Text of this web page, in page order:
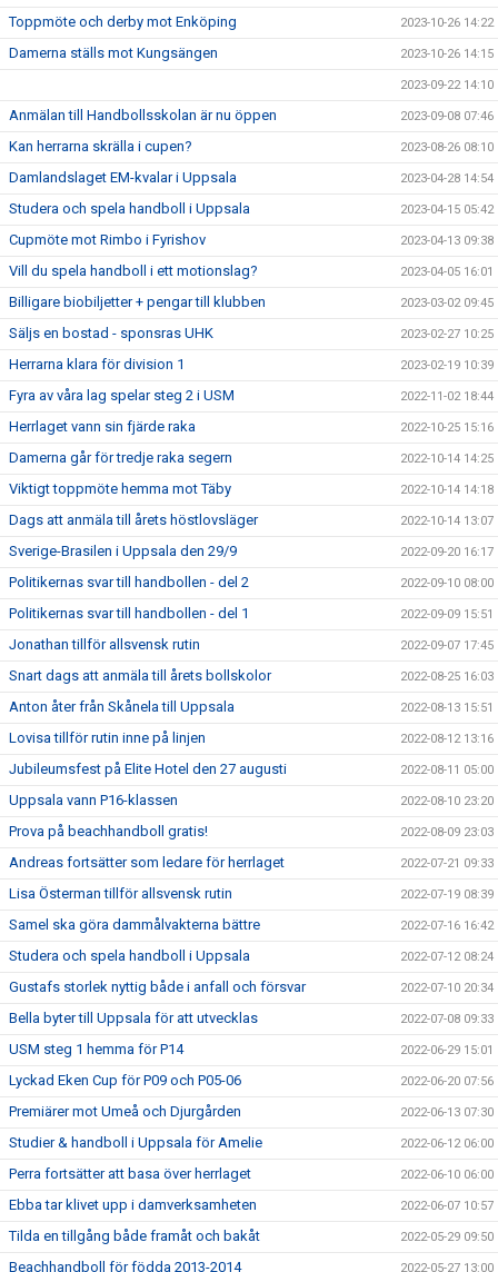
Toppmöte och derby mot Enköping 2023-10-26 14:22
Damerna ställs mot Kungsängen 2023-10-26 14:15
2023-09-22 14:10
Anmälan till Handbollsskolan är nu öppen 2023-09-08 07:46
Kan herrarna skrälla i cupen? 2023-08-26 08:10
Damlandslaget EM-kvalar i Uppsala 2023-04-28 14:54
Studera och spela handboll i Uppsala 2023-04-15 05:42
Cupmöte mot Rimbo i Fyrishov 2023-04-13 09:38
Vill du spela handboll i ett motionslag? 2023-04-05 16:01
Billigare biobiljetter + pengar till klubben 2023-03-02 09:45
Säljs en bostad - sponsras UHK 2023-02-27 10:25
Herrarna klara för division 1 2023-02-19 10:39
Fyra av våra lag spelar steg 2 i USM 2022-11-02 18:44
Herrlaget vann sin fjärde raka 2022-10-25 15:16
Damerna går för tredje raka segern 2022-10-14 14:25
Viktigt toppmöte hemma mot Täby 2022-10-14 14:18
Dags att anmäla till årets höstlovsläger 2022-10-14 13:07
Sverige-Brasilen i Uppsala den 29/9 2022-09-20 16:17
Politikernas svar till handbollen - del 2 2022-09-10 08:00
Politikernas svar till handbollen - del 1 2022-09-09 15:51
Jonathan tillför allsvensk rutin 2022-09-07 17:45
Snart dags att anmäla till årets bollskolor 2022-08-25 16:03
Anton åter från Skånela till Uppsala 2022-08-13 15:51
Lovisa tillför rutin inne på linjen 2022-08-12 13:16
Jubileumsfest på Elite Hotel den 27 augusti 2022-08-11 05:00
Uppsala vann P16-klassen 2022-08-10 23:20
Prova på beachhandboll gratis! 2022-08-09 23:03
Andreas fortsätter som ledare för herrlaget 2022-07-21 09:33
Lisa Österman tillför allsvensk rutin 2022-07-19 08:39
Samel ska göra dammålvakterna bättre 2022-07-16 16:42
Studera och spela handboll i Uppsala 2022-07-12 08:24
Gustafs storlek nyttig både i anfall och försvar 2022-07-10 20:34
Bella byter till Uppsala för att utvecklas 2022-07-08 09:33
USM steg 1 hemma för P14 2022-06-29 15:01
Lyckad Eken Cup för P09 och P05-06 2022-06-20 07:56
Premiärer mot Umeå och Djurgården 2022-06-13 07:30
Studier & handboll i Uppsala för Amelie 2022-06-12 06:00
Perra fortsätter att basa över herrlaget 2022-06-10 06:00
Ebba tar klivet upp i damverksamheten 2022-06-07 10:57
Tilda en tillgång både framåt och bakåt 2022-05-29 09:50
Beachhandboll för födda 2013-2014 2022-05-27 13:00